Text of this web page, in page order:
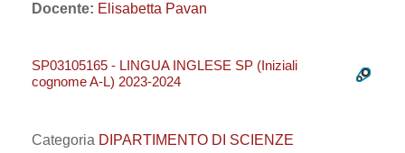
Docente: Elisabetta Pavan
SP03105165 - LINGUA INGLESE SP (Iniziali
cognome A-L) 2023-2024
Categoria DIPARTIMENTO DI SCIENZE